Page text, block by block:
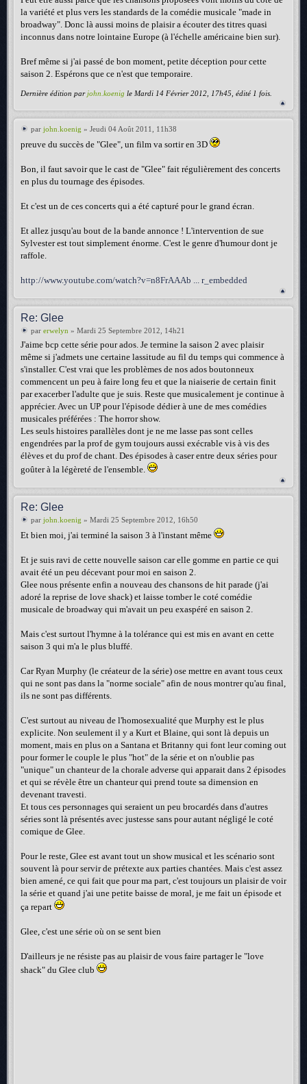
la variété et plus vers les standards de la comédie musicale "made in
broadway". Donc là aussi moins de plaisir a écouter des titres quasi
inconnus dans notre lointaine Europe (à l'échelle américaine bien sur).
Bref même si j'ai passé de bon moment, petite déception pour cette
saison 2. Espérons que ce n'est que temporaire.
Dernière édition par john.koenig le Mardi 14 Février 2012, 17h45, édité 1 fois.
par john.koenig » Jeudi 04 Août 2011, 11h38
preuve du succès de "Glee", un film va sortir en 3D
Bon, il faut savoir que le cast de "Glee" fait régulièrement des concerts
en plus du tournage des épisodes.
Et c'est un de ces concerts qui a été capturé pour le grand écran.
Et allez jusqu'au bout de la bande annonce ! L'intervention de sue
Sylvester est tout simplement énorme. C'est le genre d'humour dont je
raffole.
http://www.youtube.com/watch?v=n8FrAAAb ... r_embedded
Re: Glee
par erwelyn » Mardi 25 Septembre 2012, 14h21
J'aime bcp cette série pour ados. Je termine la saison 2 avec plaisir
même si j'admets une certaine lassitude au fil du temps qui commence à
s'installer. C'est vrai que les problèmes de nos ados boutonneux
commencent un peu à faire long feu et que la niaiserie de certain finit
par exacerber l'adulte que je suis. Reste que musicalement je continue à
apprécier. Avec un UP pour l'épisode dédier à une de mes comédies
musicales préférées : The horror show.
Les seuls histoires parallèles dont je ne me lasse pas sont celles
engendrées par la prof de gym toujours aussi exécrable vis à vis des
élèves et du prof de chant. Des épisodes à caser entre deux séries pour
goûter à la légèreté de l'ensemble.
Re: Glee
par john.koenig » Mardi 25 Septembre 2012, 16h50
Et bien moi, j'ai terminé la saison 3 à l'instant même
Et je suis ravi de cette nouvelle saison car elle gomme en partie ce qui
avait été un peu décevant pour moi en saison 2.
Glee nous présente enfin a nouveau des chansons de hit parade (j'ai
adoré la reprise de love shack) et laisse tomber le coté comédie
musicale de broadway qui m'avait un peu exaspéré en saison 2.
Mais c'est surtout l'hymne à la tolérance qui est mis en avant en cette
saison 3 qui m'a le plus bluffé.
Car Ryan Murphy (le créateur de la série) ose mettre en avant tous ceux
qui ne sont pas dans la "norme sociale" afin de nous montrer qu'au final,
ils ne sont pas différents.
C'est surtout au niveau de l'homosexualité que Murphy est le plus
explicite. Non seulement il y a Kurt et Blaine, qui sont là depuis un
moment, mais en plus on a Santana et Britanny qui font leur coming out
pour former le couple le plus "hot" de la série et on n'oublie pas
"unique" un chanteur de la chorale adverse qui apparait dans 2 épisodes
et qui se révèle être un chanteur qui prend toute sa dimension en
devenant travesti.
Et tous ces personnages qui seraient un peu brocardés dans d'autres
séries sont là présentés avec justesse sans pour autant négligé le coté
comique de Glee.
Pour le reste, Glee est avant tout un show musical et les scénario sont
souvent là pour servir de prétexte aux parties chantées. Mais c'est assez
bien amené, ce qui fait que pour ma part, c'est toujours un plaisir de voir
la série et quand j'ai une petite baisse de moral, je me fait un épisode et
ça repart
Glee, c'est une série où on se sent bien
D'ailleurs je ne résiste pas au plaisir de vous faire partager le "love
shack" du Glee club